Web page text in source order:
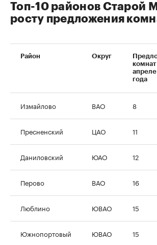
Топ-10 районов Старой
росту предложения
Район Округ
комнат
года
Измайлово ВАО 8
Пресненский ЦАО 11
Даниловский ЮАО 12
Перово ВАО 16
Люблино ЮВАО 15
Южнопортовый ЮВАО 15